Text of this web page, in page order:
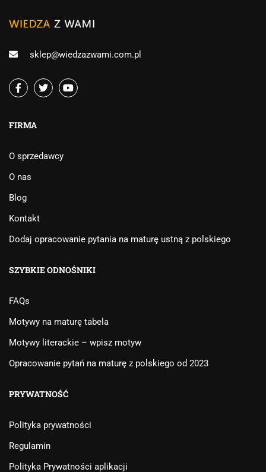
sklep@wiedzazwami.com.pl
FIRMA
O sprzedawcy
O nas
Blog
Kontakt
Dodaj opracowanie pytania na maturę ustną z polskiego
SZYBKIE ODNOŚNIKI
FAQs
Motywy na maturę tabela
Motywy literackie – wpisz motyw
Opracowanie pytań na maturę z polskiego od 2023
PRYWATNOŚĆ
Polityka prywatności
Regulamin
Polityka Prywatności aplikacji